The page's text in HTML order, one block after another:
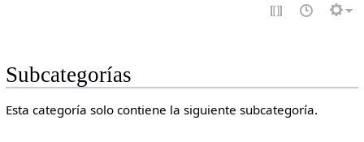
Subcategorías
Esta categoría solo contiene la siguiente subcategoría.